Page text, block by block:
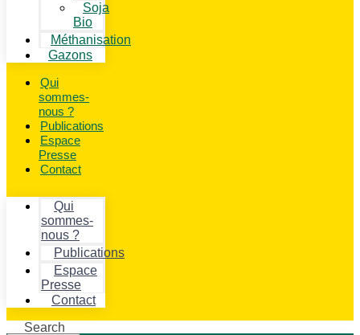
Soja
Bio
Méthanisation
Gazons
Qui
sommes-
nous ?
Publications
Espace
Presse
Contact
Qui
sommes-
nous ?
Publications
Espace
Presse
Contact
Search